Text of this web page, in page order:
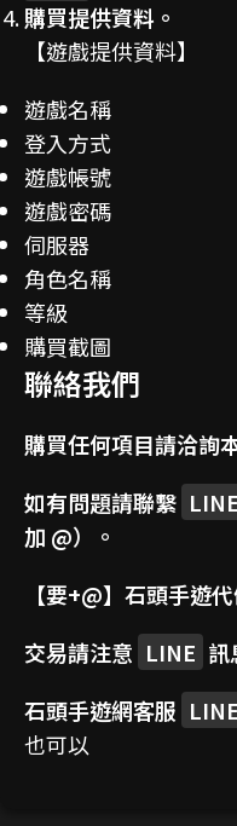
購買提供資料。
【遊戲提供資料】
遊戲名稱
登入方式
遊戲帳號
遊戲密碼
伺服器
角色名稱
等級
購買截圖
聯絡我們
購買任何項目請洽詢
如有問題請聯繫
加 @）。
【要+@】 石頭手遊
交易請注意 LINE 訊
石頭手遊網客服 LINE
也可以